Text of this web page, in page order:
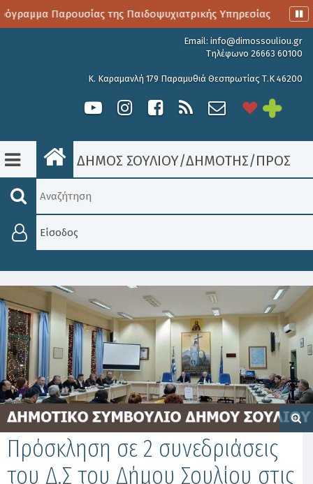
Παρουσίας της Παιδοψυχιατρικής Υπηρεσίας
Email: info@dimossouliou.gr
Τηλέφωνο 26663 60100
Κ. Καραμανλή 179 Παραμυθιά Θεσπρωτίας Τ.Κ 46200
ΔΗΜΟΣ ΣΟΥΛΙΟΥ/ΔΗΜΟΤΗΣ/
Είσοδος
Πρόσκληση σε 2 συνεδριάσεις
του Δ.Σ του Δήμου Σουλίου στις